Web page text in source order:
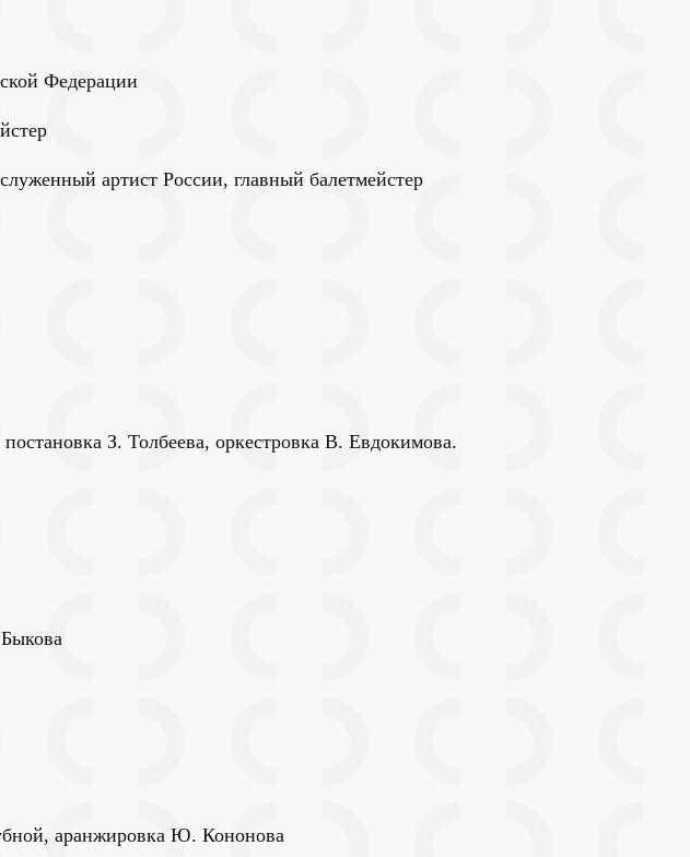
Федерации
артист России, главный балетмейстер
З. Толбеева, оркестровка В. Евдокимова.
аранжировка Ю. Кононова